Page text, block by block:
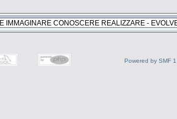
Powered by SMF